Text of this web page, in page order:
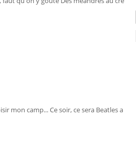
mon camp... Ce soir, ce sera Beatles a